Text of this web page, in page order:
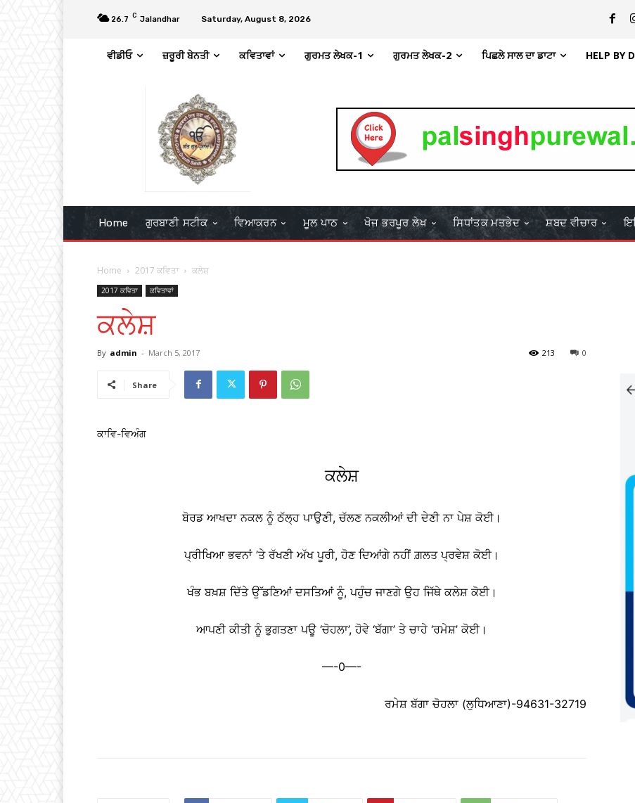
26.7 C Jalandhar Saturday, August 8, 2026
ਵੀਡੀਓ ਜ਼ਰੂਰੀ ਬੇਨਤੀ ਕਵਿਤਾਵਾਂ ਗੁਰਮਤ ਲੇਖਕ-1 ਗੁਰਮਤ ਲੇਖਕ-2 ਪਿਛਲੇ ਸਾਲ ਦਾ ਡਾਟਾ HELP BY
Home ਗੁਰਬਾਣੀ ਸਟੀਕ ਵਿਆਕਰਨ ਮੂਲ ਪਾਠ ਖੋਜ ਭਰਪੂਰ ਲੇਖ ਸਿਧਾਂਤਕ ਮਤਭੇਦ ਸ਼ਬਦ ਵੀਚਾਰ
Home 2017 ਕਵਿਤਾ ਕਲੇਸ਼
2017 ਕਵਿਤਾ ਕਵਿਤਾਵਾਂ
ਕਲੇਸ਼
By admin - March 5, 2017 0
213
Share
ਕਾਵਿ-ਵਿਅੰਗ
ਕਲੇਸ਼
ਬੋਰਡ ਆਖਦਾ ਨਕਲ ਨੂੰ ਠੱਲ੍ਹ ਪਾਉਣੀ, ਚੱਲਣ ਨਕਲੀਆਂ ਦੀ ਦੇਣੀ ਨਾ ਪੇਸ਼ ਕੋਈ।
ਪ੍ਰੀਖਿਆ ਭਵਨਾਂ ’ਤੇ ਰੱਖਣੀ ਅੱਖ ਪੂਰੀ, ਹੋਣ ਦਿਆਂਗੇ ਨਹੀਂ ਗ਼ਲਤ ਪ੍ਰਵੇਸ਼ ਕੋਈ।
ਖੰਭ ਬਖ਼ਸ਼ ਦਿੱਤੇ ਉੱਡਣਿਆਂ ਦਸਤਿਆਂ ਨੂੰ, ਪਹੁੰਚ ਜਾਣਗੇ ਉਹ ਜਿੱਥੇ ਕਲੇਸ਼ ਕੋਈ।
ਆਪਣੀ ਕੀਤੀ ਨੂੰ ਭੁਗਤਣਾ ਪਊ ‘ਚੋਹਲਾ’, ਹੋਵੇ ‘ਬੱਗਾ’ ਤੇ ਚਾਹੇ ‘ਰਮੇਸ਼’ ਕੋਈ।
—-0—-
ਰਮੇਸ਼ ਬੱਗਾ ਚੋਹਲਾ (ਲੁਧਿਆਣਾ)-94631-32719